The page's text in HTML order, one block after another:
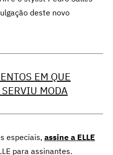
deste novo
EM QUE
MODA
especiais, assine a ELLE
para assinantes.